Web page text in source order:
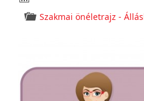
Szakmai önéletrajz -